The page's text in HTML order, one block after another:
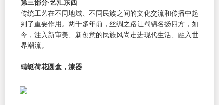
传统工艺在不同地域、不同民族之间的文化交流和传播中起
到了重要作用。两千多年前，丝绸之路让蜀锦名扬四方，如
今，注入新审美、新创意的民族风尚走进现代生活、融入世
界潮流。
蜻蜓荷花圆盒，漆器